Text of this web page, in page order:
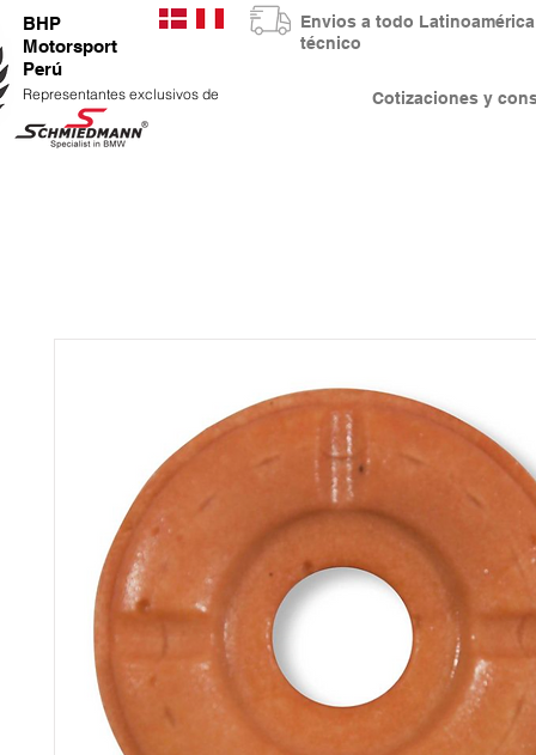
BHP
Motorsport
Perú
Representantes exclusivos de Cotizaciones y
Envios a todo
técnico